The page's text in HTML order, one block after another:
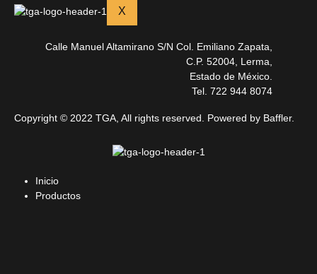
X
Calle Manuel Altamirano S/N Col. Emiliano Zapata,
C.P. 52004, Lerma,
Estado de México.
Tel. 722 944 8074
Copyright © 2022 TGA, All rights reserved. Powered by Baffler.
Inicio
Productos